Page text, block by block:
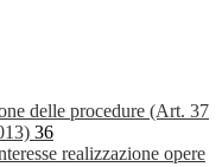
delle procedure (Art. 37
36
realizzazione opere